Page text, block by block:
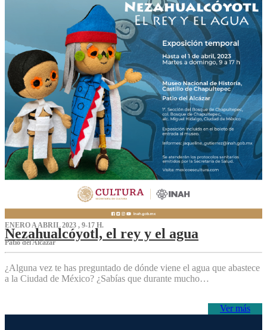
ENERO A ABRIL 2023 , 9-17 H.
Nezahualcóyotl, el rey y el agua
Patio del Alcázar
¿Alguna vez te has preguntado de dónde viene el agua que abastece
a la Ciudad de México? ¿Sabías que durante mucho…
Ver más